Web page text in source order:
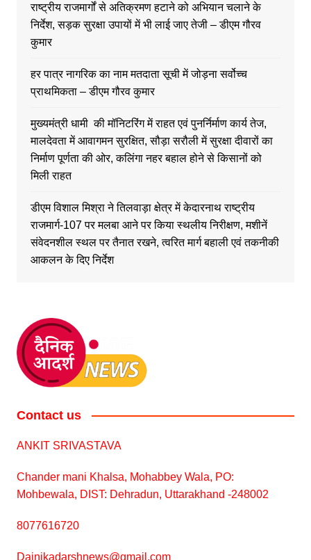
राष्ट्रीय राजमार्गों से अतिक्रमण हटाने को अभियान चलाने के
निर्देश, सड़क सुरक्षा उपायों में भी लाई जाए तेजी – डीएम गौरव
कुमार
हर पात्र नागरिक का नाम मतदाता सूची में जोड़ना सर्वोच्च
प्राथमिकता – डीएम गौरव कुमार
मुख्यमंत्री धामी की मॉनिटरिंग में राहत एवं पुनर्निर्माण कार्य तेज,
मालदेवता में आवागमन सुरक्षित, सौड़ा सरौली में सुरक्षा दीवारों का
निर्माण पूर्णता की ओर, कलिंगा नहर बहाल होने से किसानों को
मिली राहत
डीएम विशाल मिश्रा ने तिलवाड़ा क्षेत्र में केदारनाथ राष्ट्रीय
राजमार्ग-107 पर मलबा आने पर किया स्थलीय निरीक्षण, मशीनें
संवेदनशील स्थल पर तैनात रखने, त्वरित मार्ग बहाली एवं तकनीकी
आकलन के दिए निर्देश
Contact us
ANKIT SRIVASTAVA
Chander mani Khalsa, Mohabbey Wala, PO:
Mohbewala, DIST: Dehradun, Uttarakhand -248002
8077616720
Dainikadarshnews@gmail.com